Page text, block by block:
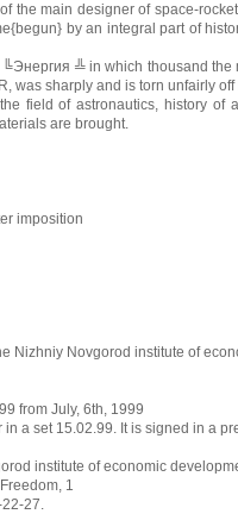
the main designer of space-
by an integral part of
╩ in which thousand
was sharply and is torn unfairly
field of astronautics, history
are brought.
imposition
Nizhniy Novgorod institute of
from July, 6th, 1999
a set 15.02.99. It is signed in a
institute of economic
1
27.